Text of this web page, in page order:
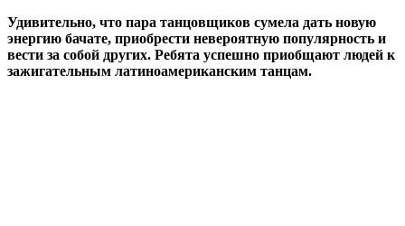
Удивительно, что пара танцовщиков сумела дать новую
энергию бачате, приобрести невероятную популярность и
вести за собой других. Ребята успешно приобщают людей к
зажигательным латиноамериканским танцам.